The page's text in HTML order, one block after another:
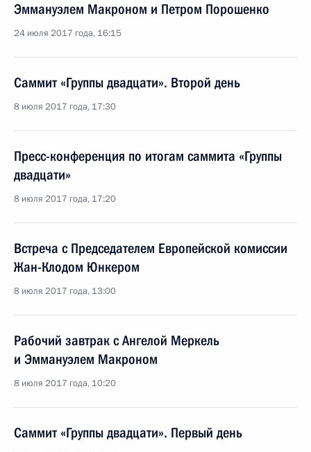
Эммануэлем Макроном и Петром Порошенко
24 июля 2017 года, 16:15
Саммит «Группы двадцати». Второй день
8 июля 2017 года, 17:30
Пресс-конференция по итогам саммита «Группы
двадцати»
8 июля 2017 года, 17:20
Встреча с Председателем Европейской комиссии
Жан-Клодом Юнкером
8 июля 2017 года, 13:00
Рабочий завтрак с Ангелой Меркель
и Эммануэлем Макроном
8 июля 2017 года, 10:20
Саммит «Группы двадцати». Первый день